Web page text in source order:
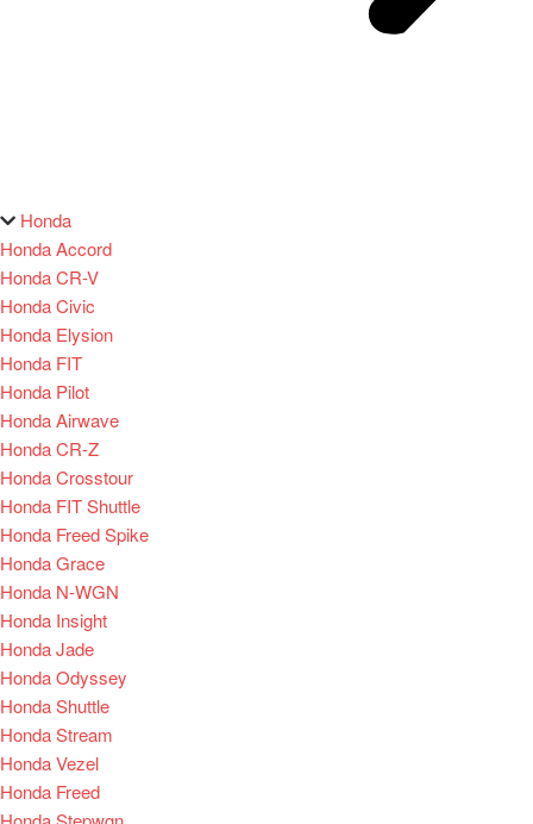
Honda
Honda Accord
Honda CR-V
Honda Civic
Honda Elysion
Honda FIT
Honda Pilot
Honda Airwave
Honda CR-Z
Honda Crosstour
Honda FIT Shuttle
Honda Freed Spike
Honda Grace
Honda N-WGN
Honda Insight
Honda Jade
Honda Odyssey
Honda Shuttle
Honda Stream
Honda Vezel
Honda Freed